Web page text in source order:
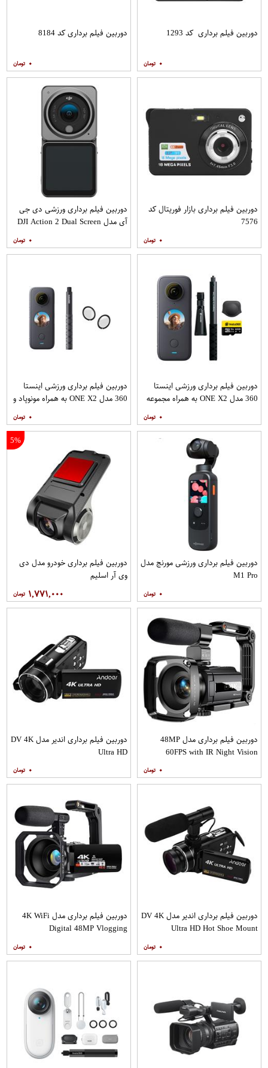
دوربین فیلم برداری کد 1293
۰
دوربین فیلم برداری کد 8184
۰
دوربین فیلم برداری بازار فوریتال کد
7576
۰
دوربین فیلم برداری ورزشی دی جی
آی مدل DJI Action 2 Dual Screen
۰
دوربین فیلم برداری ورزشی اینستا
360 مدل ONE X2 به همراه مجموعه
۰
دوربین فیلم برداری ورزشی اینستا
360 مدل ONE X2 به همراه مونوپاد و
۰
دوربین فیلم برداری ورزشی مورنج مدل
M1 Pro
۰
5%
دوربین فیلم برداری خودرو مدل دی
وی آر اسلیم
۱,۷۷۱,۰۰۰
دوربین فیلم برداری مدل 48MP
60FPS with IR Night Vision
۰
دوربین فیلم برداری اندیر مدل DV 4K
Ultra HD
۰
دوربین فیلم برداری اندیر مدل DV 4K
Ultra HD Hot Shoe Mount
۰
دوربین فیلم برداری مدل 4K WiFi
Digital 48MP Vlogging
۰